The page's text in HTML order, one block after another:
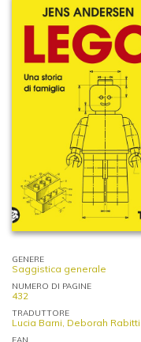
GENERE
Saggistica generale
NUMERO DI PAGINE
432
TRADUTTORE
Lucia Barni, Deborah Rabitti
EAN